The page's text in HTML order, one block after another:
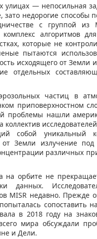
улицах — непосильная
зато недорогие
с группой из
алгоритмов
которые не
пытаются
исходящего от Земли
отдельных
частиц в
приповерхностном
проблемы нашли
коллектив
собой уникальный
Земли излучение
различных
орбите не
данных.
MISR недавно. Прежде
сопоставить
в 2018 году на
мира обсуждали
и Дели.